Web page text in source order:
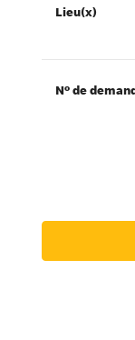
Lieu(x)
Nº de